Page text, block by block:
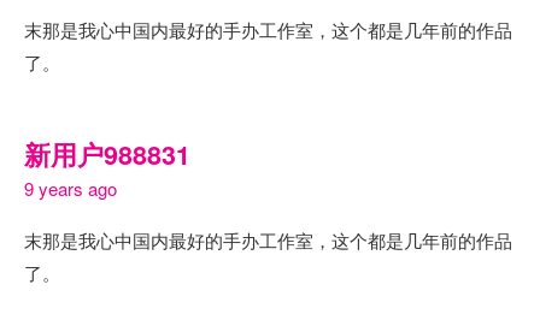
末那是我心中国内最好的手办工作室，这个都是几年前的作品
了。
新用户988831
9 years ago
末那是我心中国内最好的手办工作室，这个都是几年前的作品
了。